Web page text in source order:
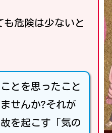
も危険は少ないと
とを思ったこと
せんか?それが
を起こす「気の